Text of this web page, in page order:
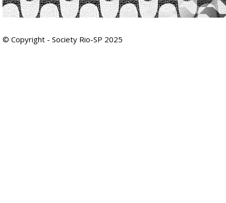
© Copyright - Society Rio-SP 2025